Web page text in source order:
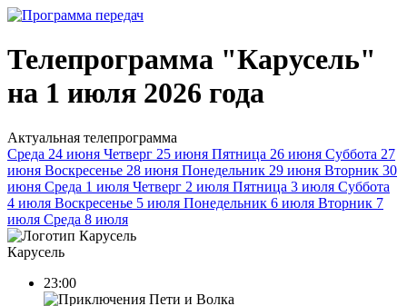
Телепрограмма "Карусель"
на 1 июля 2026 года
Актуальная телепрограмма
Среда 24 июня Четверг 25 июня Пятница 26 июня Суббота 27
июня Воскресенье 28 июня Понедельник 29 июня Вторник 30
июня Среда 1 июля Четверг 2 июля Пятница 3 июля Суббота
4 июля Воскресенье 5 июля Понедельник 6 июля Вторник 7
июля Среда 8 июля
Карусель
23:00